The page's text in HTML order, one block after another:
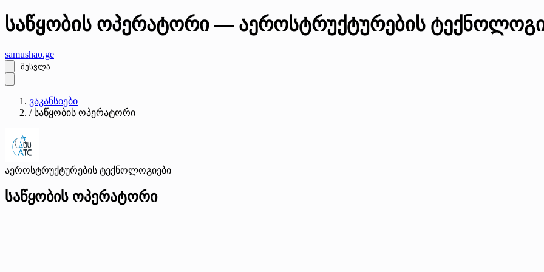
საწყობის ოპერატორი — აეროსტრუქტურების
samushao.ge
შესვლა
ვაკანსიები
/ საწყობის ოპერატორი
აეროსტრუქტურების ტექნოლოგიები
საწყობის ოპერატორი